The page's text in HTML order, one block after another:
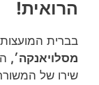
הרואית!
בברית
מסלויאנקה׳,
שירו של